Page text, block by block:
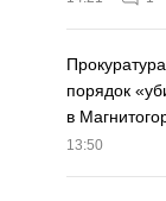
порядок
в
13:50